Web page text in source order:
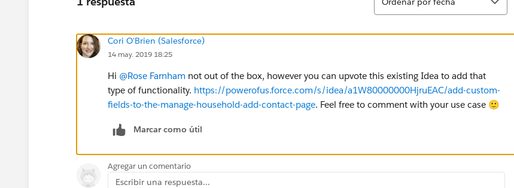
Cori O'Brien (Salesforce)
14 may. 2019 18:25
Hi @Rose Farnham ​ not out of the box, however you can upvote this existing Idea to add that
type of functionality. https://powerofus.force.com/s/idea/a1W80000000HjruEAC/add-custom-
fields-to-the-manage-household-add-contact-page. Feel free to comment with your use case 🙂
Marcar como útil
Agregar un comentario
Escribir una respuesta...